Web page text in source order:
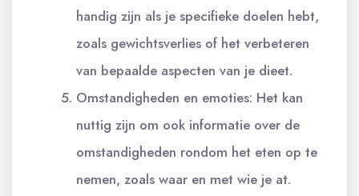
handig zijn als je specifieke doelen hebt,
zoals gewichtsverlies of het verbeteren
van bepaalde aspecten van je dieet.
Omstandigheden en emoties: Het kan
nuttig zijn om ook informatie over de
omstandigheden rondom het eten op te
nemen, zoals waar en met wie je at.